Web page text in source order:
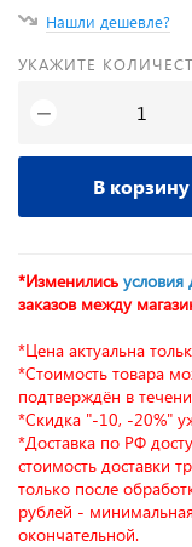
Нашли дешевле?
УКАЖИТЕ
−
В корзину
*Изменились условия
заказов между
*Цена актуальна
*Стоимость товара
подтверждён в
*Скидка "-10, -20%"
*Доставка по РФ
стоимость доставки
только после
рублей -
окончательной.